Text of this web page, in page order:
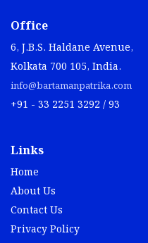
Office
6, J.B.S. Haldane Avenue,
Kolkata 700 105, India.
info@bartamanpatrika.com
+91 - 33 2251 3292 / 93
Links
Home
About Us
Contact Us
Privacy Policy